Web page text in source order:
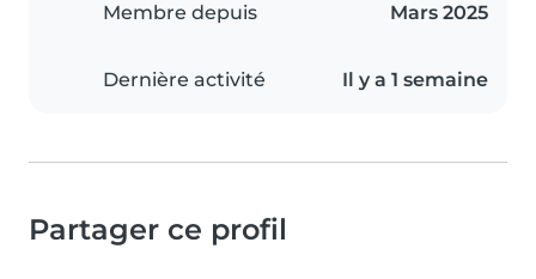
Membre depuis Mars 2025
Dernière activité Il y a 1 semaine
Partager ce profil